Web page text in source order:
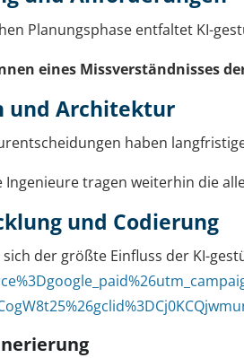
Planungsphase entfaltet KI-
eines Missverständnisses
und Architektur
haben
Ingenieure tragen weiterhin die
und Codierung
sich der größte Einfluss der KI-